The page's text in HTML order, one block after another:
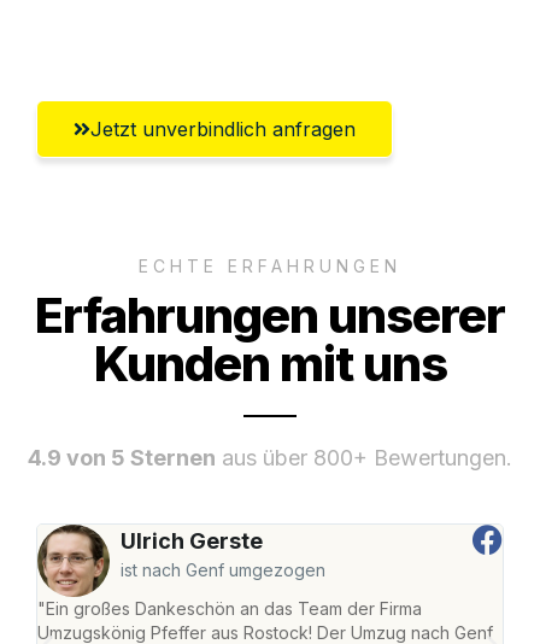
Jetzt unverbindlich anfragen
ECHTE ERFAHRUNGEN
Erfahrungen unserer
Kunden mit uns
4.9 von 5 Sternen aus über 800+ Bewertungen.
Ulrich Gerste
ist nach Genf umgezogen
"Ein großes Dankeschön an das Team der Firma
Umzugskönig Pfeffer aus Rostock! Der Umzug nach Genf